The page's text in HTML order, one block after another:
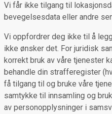
Vi får ikke tilgang til
bevegelsesdata eller andre
Vi oppfordrer deg ikke til å
ikke ønsker det. For juridisk
korrekt bruk av våre tjenester
behandle din strafferegister
få tilgang til og bruke våre
samtykke til innsamling og
av personopplysninger i